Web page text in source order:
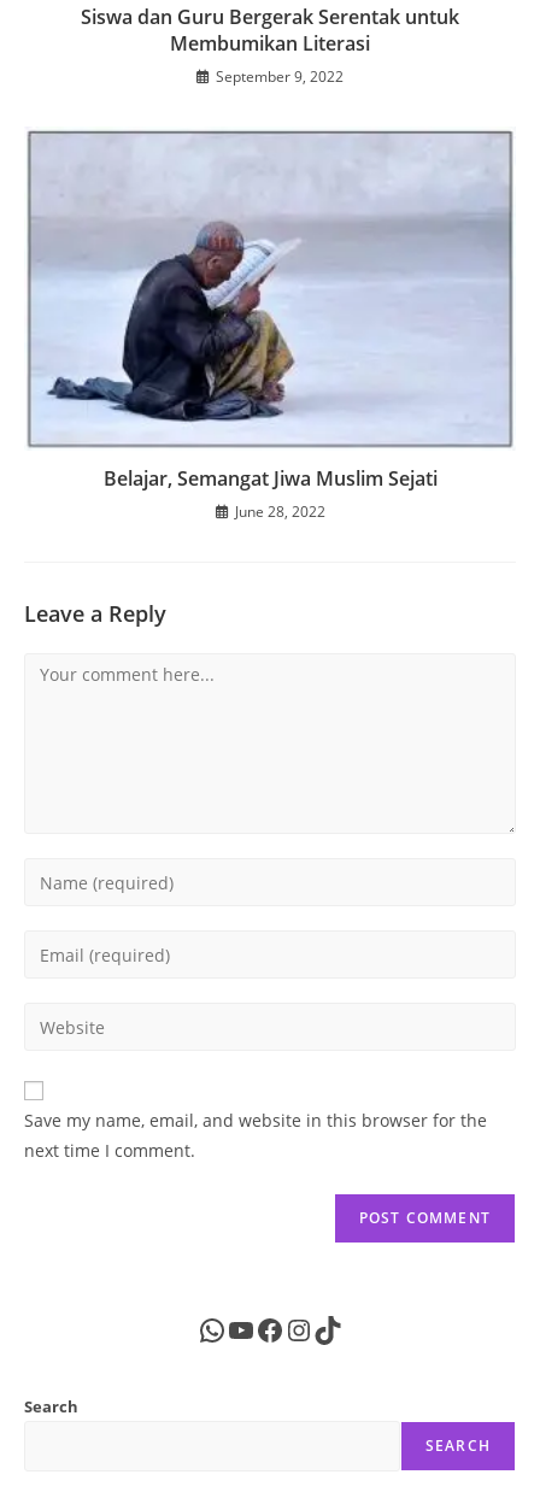
Siswa dan Guru Bergerak Serentak untuk
Membumikan Literasi
September 9, 2022
Belajar, Semangat Jiwa Muslim Sejati
June 28, 2022
Leave a Reply
Comment
Enter
Enter
address
comment
Enter
website
URL
(optional)
Save my name, email, and website in this browser for the
next time I comment.
WhatsApp
YouTube
Facebook
Instagram
TikTok
Search
SEARCH